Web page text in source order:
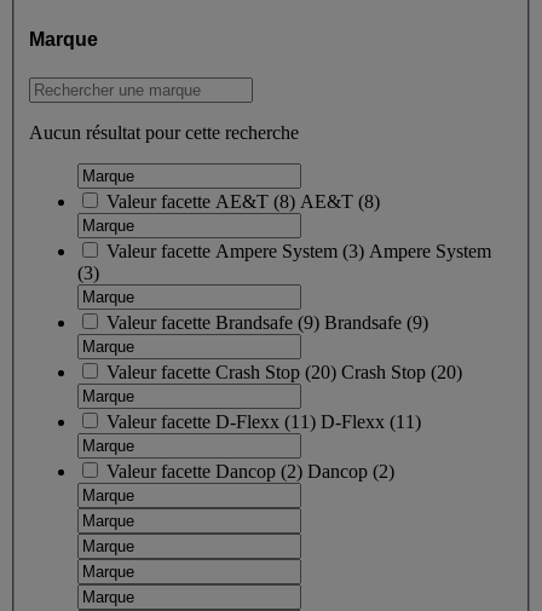
Marque
Aucun résultat pour cette recherche
Valeur facette AE&T (8) AE&T (8)
Valeur facette Ampere System (3) Ampere System
(3)
Valeur facette Brandsafe (9) Brandsafe (9)
Valeur facette Crash Stop (20) Crash Stop (20)
Valeur facette D-Flexx (11) D-Flexx (11)
Valeur facette Dancop (2) Dancop (2)